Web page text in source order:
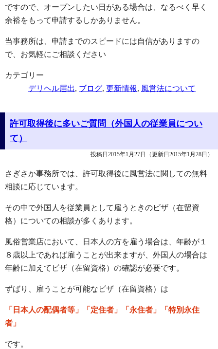
ですので、オープンしたい日がある場合は、なるべく早く
余裕をもって申請するしかありません。
当事務所は、申請までのスピードには自信がありますの
で、お気軽にご相談ください
カテゴリー
デリヘル届出, ブログ, 更新情報, 風営法について
許可取得後に多いご質問（外国人の従業員につい
て）
投稿日2015年1月27日 （更新日2015年1月28日）
さぎさか事務所では、許可取得後に風営法に関しての無料
相談に応じています。
その中で外国人を従業員として雇うときのビザ（在留資
格）についての相談が多くあります。
風俗営業店において、日本人の方を雇う場合は、年齢が１
８歳以上であれば雇うことが出来ますが、外国人の場合は
年齢に加えてビザ（在留資格）の確認が必要です。
ずばり、雇うことが可能なビザ（在留資格）は
「日本人の配偶者等」「定住者」「永住者」「特別永住
者」
です。